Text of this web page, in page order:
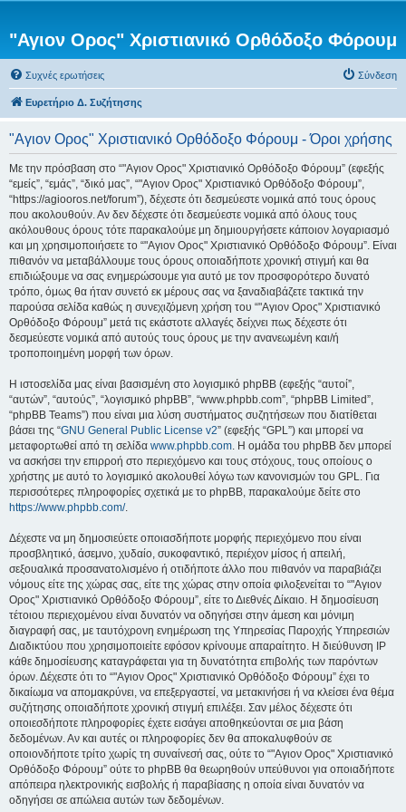
"Αγιον Ορος" Χριστιανικό Ορθόδοξο Φόρουμ
Συχνές ερωτήσεις Σύνδεση
Ευρετήριο Δ. Συζήτησης
"Αγιον Ορος" Χριστιανικό Ορθόδοξο Φόρουμ - Όροι χρήσης
Με την πρόσβαση στο “"Αγιον Ορος" Χριστιανικό Ορθόδοξο Φόρουμ” (εφεξής
“εμείς”, “εμάς”, “δικό μας”, “"Αγιον Ορος" Χριστιανικό Ορθόδοξο Φόρουμ”,
“https://agiooros.net/forum”), δέχεστε ότι δεσμεύεστε νομικά από τους όρους
που ακολουθούν. Αν δεν δέχεστε ότι δεσμεύεστε νομικά από όλους τους
ακόλουθους όρους τότε παρακαλούμε μη δημιουργήσετε κάποιον λογαριασμό
και μη χρησιμοποιήσετε το “"Αγιον Ορος" Χριστιανικό Ορθόδοξο Φόρουμ”. Είναι
πιθανόν να μεταβάλλουμε τους όρους οποιαδήποτε χρονική στιγμή και θα
επιδιώξουμε να σας ενημερώσουμε για αυτό με τον προσφορότερο δυνατό
τρόπο, όμως θα ήταν συνετό εκ μέρους σας να ξαναδιαβάζετε τακτικά την
παρούσα σελίδα καθώς η συνεχιζόμενη χρήση του “"Αγιον Ορος" Χριστιανικό
Ορθόδοξο Φόρουμ” μετά τις εκάστοτε αλλαγές δείχνει πως δέχεστε ότι
δεσμεύεστε νομικά από αυτούς τους όρους με την ανανεωμένη και/ή
τροποποιημένη μορφή των όρων.
Η ιστοσελίδα μας είναι βασισμένη στο λογισμικό phpBB (εφεξής “αυτοί”,
“αυτών”, “αυτούς”, “λογισμικό phpBB”, “www.phpbb.com”, “phpBB Limited”,
“phpBB Teams”) που είναι μια λύση συστήματος συζητήσεων που διατίθεται
βάσει της “GNU General Public License v2” (εφεξής “GPL”) και μπορεί να
μεταφορτωθεί από τη σελίδα www.phpbb.com. Η ομάδα του phpBB δεν μπορεί
να ασκήσει την επιρροή στο περιεχόμενο και τους στόχους, τους οποίους ο
χρήστης με αυτό το λογισμικό ακολουθεί λόγω των κανονισμών του GPL. Για
περισσότερες πληροφορίες σχετικά με το phpBB, παρακαλούμε δείτε στο
https://www.phpbb.com/.
Δέχεστε να μη δημοσιεύετε οποιασδήποτε μορφής περιεχόμενο που είναι
προσβλητικό, άσεμνο, χυδαίο, συκοφαντικό, περιέχον μίσος ή απειλή,
σεξουαλικά προσανατολισμένο ή οτιδήποτε άλλο που πιθανόν να παραβιάζει
νόμους είτε της χώρας σας, είτε της χώρας στην οποία φιλοξενείται το “"Αγιον
Ορος" Χριστιανικό Ορθόδοξο Φόρουμ”, είτε το Διεθνές Δίκαιο. Η δημοσίευση
τέτοιου περιεχομένου είναι δυνατόν να οδηγήσει στην άμεση και μόνιμη
διαγραφή σας, με ταυτόχρονη ενημέρωση της Υπηρεσίας Παροχής Υπηρεσιών
Διαδικτύου που χρησιμοποιείτε εφόσον κρίνουμε απαραίτητο. Η διεύθυνση IP
κάθε δημοσίευσης καταγράφεται για τη δυνατότητα επιβολής των παρόντων
όρων. Δέχεστε ότι το “"Αγιον Ορος" Χριστιανικό Ορθόδοξο Φόρουμ” έχει το
δικαίωμα να απομακρύνει, να επεξεργαστεί, να μετακινήσει ή να κλείσει ένα θέμα
συζήτησης οποιαδήποτε χρονική στιγμή επιλέξει. Σαν μέλος δέχεστε ότι
οποιεσδήποτε πληροφορίες έχετε εισάγει αποθηκεύονται σε μια βάση
δεδομένων. Αν και αυτές οι πληροφορίες δεν θα αποκαλυφθούν σε
οποιονδήποτε τρίτο χωρίς τη συναίνεσή σας, ούτε το “"Αγιον Ορος" Χριστιανικό
Ορθόδοξο Φόρουμ” ούτε το phpBB θα θεωρηθούν υπεύθυνοι για οποιαδήποτε
απόπειρα ηλεκτρονικής εισβολής ή παραβίασης η οποία είναι δυνατόν να
οδηγήσει σε απώλεια αυτών των δεδομένων.